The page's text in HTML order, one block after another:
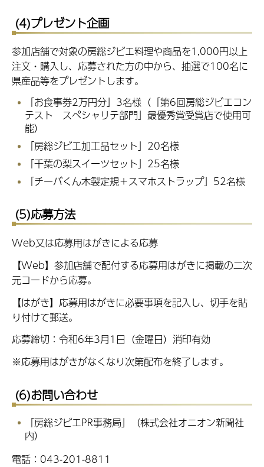
(4)プレゼント企画
参加店舗で対象の房総ジビエ料理や商品を1,000円以上
注文・購入し、応募された方の中から、抽選で100名に
県産品等をプレゼントします。
「お食事券2万円分」3名様（「第6回房総ジビエコン
テスト スペシャリテ部門」最優秀賞受賞店で使用可
能）
「房総ジビエ加工品セット」20名様
「千葉の梨スイーツセット」25名様
「チーバくん木製定規＋スマホストラップ」52名様
(5)応募方法
Web又は応募用はがきによる応募
【Web】参加店舗で配付する応募用はがきに掲載の二次
元コードから応募。
【はがき】応募用はがきに必要事項を記入し、切手を貼
り付けて郵送。
応募締切：令和6年3月1日（金曜日）消印有効
※応募用はがきがなくなり次第配布を終了します。
(6)お問い合わせ
「房総ジビエPR事務局」（株式会社オニオン新聞社
内）
電話：043-201-8811